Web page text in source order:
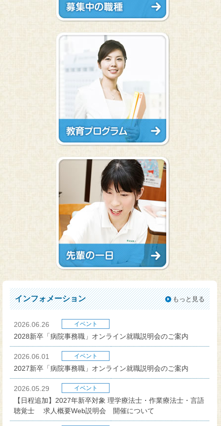
もっと見る
インフォメーション
2026.06.26 イベント
2028新卒「病院事務職」オンライン就職説明会のご案内
2026.06.01 イベント
2027新卒「病院事務職」オンライン就職説明会のご案内
2026.05.29 イベント
【日程追加】2027年新卒対象 理学療法士・作業療法士・言語
聴覚士 求人概要Web説明会 開催について